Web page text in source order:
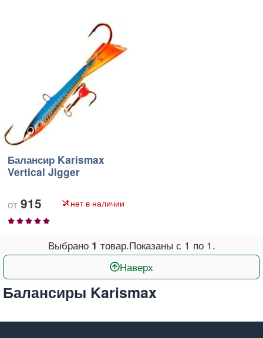
Балансир Karismax
Vertical Jigger
915 нет в наличии
1 2 3 4 5
Выбрано 1 товар.Показаны с 1 по 1 .
Наверх
Балансиры Karismax